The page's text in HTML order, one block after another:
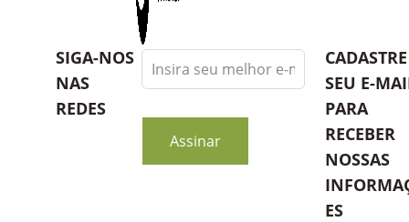
SIGA-NOS
NAS
REDES
Leave
this
blank
Assinar
CADASTRE
SEU E-
PARA
RECEBER
NOSSAS
ES